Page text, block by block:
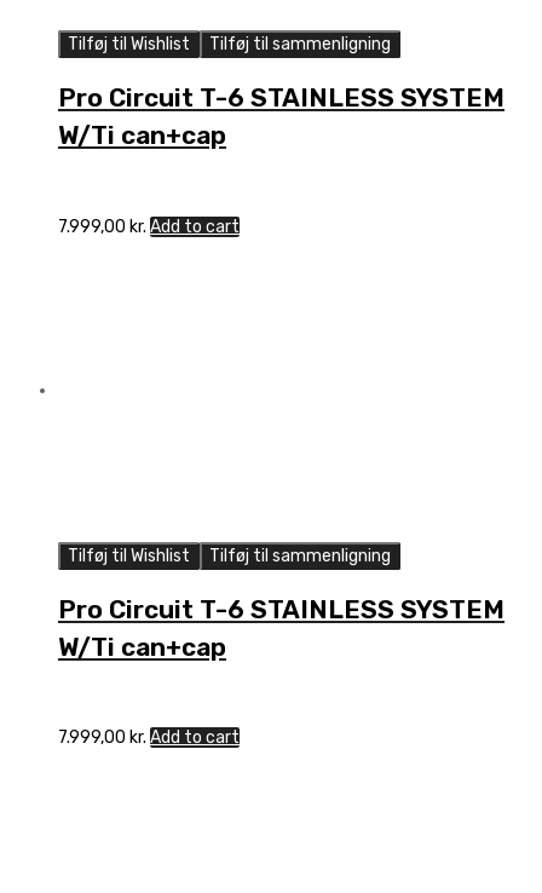
Tilføj til Wishlist Tilføj til sammenligning
Pro Circuit T-6 STAINLESS SYSTEM
W/Ti can+cap
7.999,00 kr. Add to cart
Tilføj til Wishlist Tilføj til sammenligning
Pro Circuit T-6 STAINLESS SYSTEM
W/Ti can+cap
7.999,00 kr. Add to cart